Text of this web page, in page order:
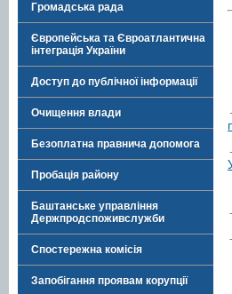
Громадська рада
Європейська та Євроатлантична
інтеграція України
Доступ до публічної інформації
Очищення влади
Безоплатна правнича допомога
Пробація району
Баштанське управління
Держпродспоживслужби
Спостережна комісія
Запобігання проявам корупції